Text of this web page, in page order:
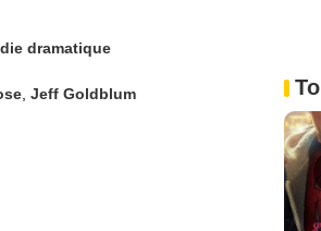
dramatique
, Jeff Goldblum